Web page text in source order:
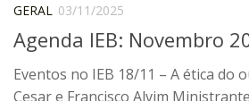
2° semestre
Informações aos Alunos
Docentes
GERAL 03/11/2025
Agenda IEB: Novembro
Eventos no IEB 18/11 – A ética do
Cesar e Francisco Alvim